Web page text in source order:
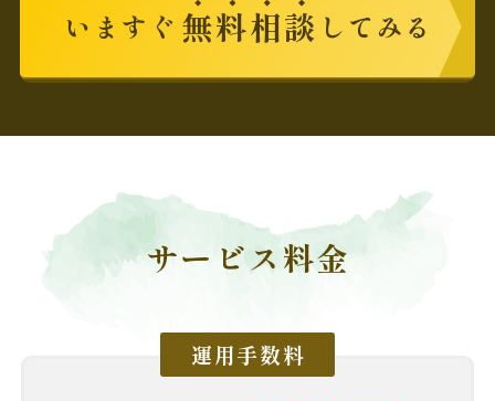
いますぐ 無料相談 してみる
サービス料金
運用手数料